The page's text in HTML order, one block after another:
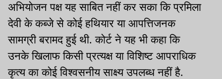
अभियोजन पक्ष यह साबित नहीं कर सका कि प्रमिला
देवी के कब्जे से कोई हथियार या आपत्तिजनक
सामग्री बरामद हुई थी. कोर्ट ने यह भी कहा कि
उनके खिलाफ किसी प्रत्यक्ष या विशिष्ट आपराधिक
कृत्य का कोई विश्वसनीय साक्ष्य उपलब्ध नहीं है.